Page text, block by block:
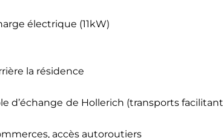
électrique (11kW)
la résidence
d’échange de Hollerich (transports facilitant
accès autoroutiers